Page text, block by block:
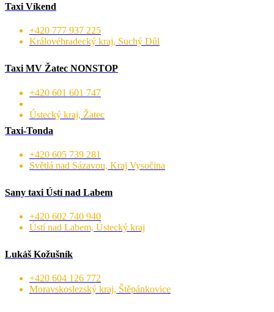
Taxi Víkend
+420 777 937 225
Královéhradecký kraj, Suchý Důl
Taxi MV Žatec NONSTOP
+420 601 601 747
Ústecký kraj, Žatec
Taxi-Tonda
+420 605 739 281
Světlá nad Sázavou, Kraj Vysočina
Sany taxi Ústí nad Labem
+420 602 740 940
Ústí nad Labem, Ústecký kraj
Lukáš Kožušník
+420 604 126 772
Moravskoslezský kraj, Štěpánkovice